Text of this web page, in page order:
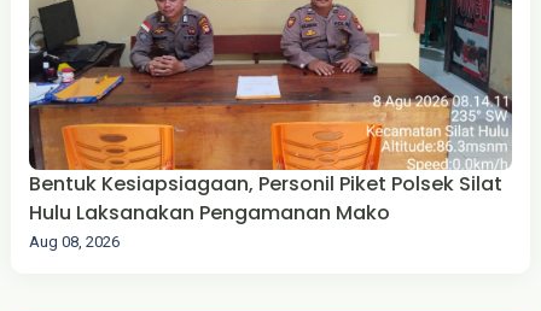
Bentuk Kesiapsiagaan, Personil Piket Polsek Silat
Hulu Laksanakan Pengamanan Mako
Aug 08, 2026